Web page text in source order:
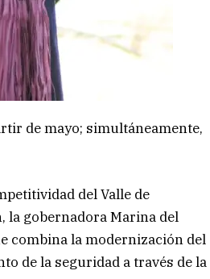
de mayo; simultáneamente,
del Valle de
la gobernadora Marina del
combina la modernización del
de la seguridad a través de la